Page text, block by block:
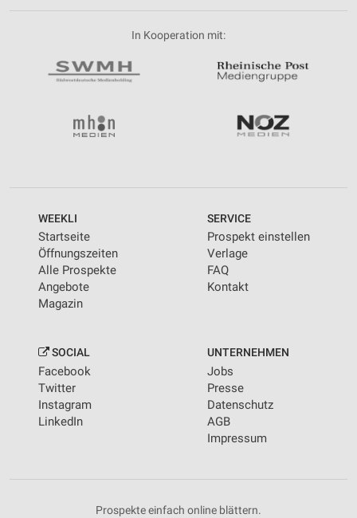
In Kooperation mit:
WEEKLI
Startseite
Öffnungszeiten
Alle Prospekte
Angebote
Magazin
SERVICE
Prospekt einstellen
Verlage
FAQ
Kontakt
SOCIAL
Facebook
Twitter
Instagram
LinkedIn
UNTERNEHMEN
Jobs
Presse
Datenschutz
AGB
Impressum
Prospekte einfach online blättern.